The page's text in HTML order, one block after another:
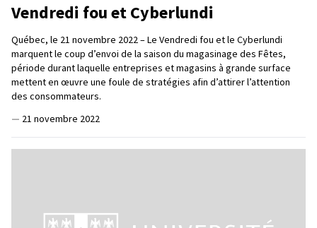
Vendredi fou et Cyberlundi
Québec, le 21 novembre 2022 – Le Vendredi fou et le Cyberlundi
marquent le coup d’envoi de la saison du magasinage des Fêtes,
période durant laquelle entreprises et magasins à grande surface
mettent en œuvre une foule de stratégies afin d’attirer l’attention
des consommateurs.
— 21 novembre 2022